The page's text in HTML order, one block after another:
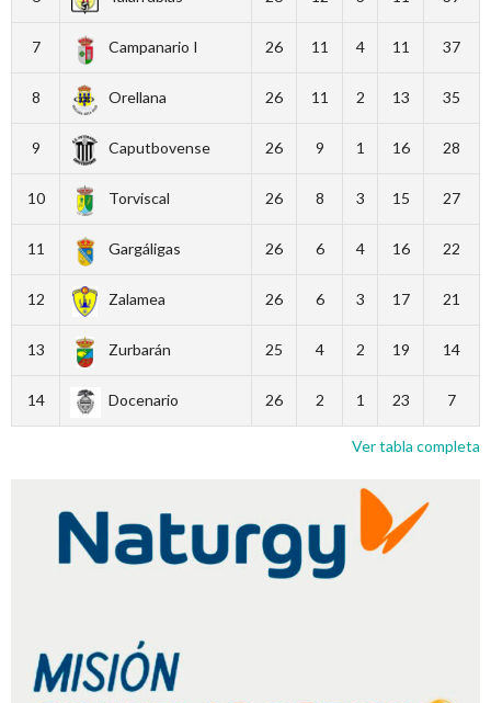
7 Campanario I 26 11 4 11 37
8 Orellana 26 11 2 13 35
9 Caputbovense 26 9 1 16 28
10 Torviscal 26 8 3 15 27
11 Gargáligas 26 6 4 16 22
12 Zalamea 26 6 3 17 21
13 Zurbarán 25 4 2 19 14
14 Docenario 26 2 1 23 7
Ver tabla completa